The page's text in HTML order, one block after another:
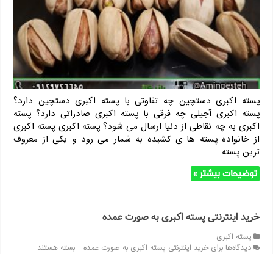
پسته اکبری دستچین چه تفاوتی با پسته اکبری دستچین دارد؟
پسته اکبری آجیلی چه فرقی با پسته اکبری صادراتی دارد؟ پسته
اکبری به چه نقاطی از دنیا ارسال می شود؟ پسته اکبری پسته اکبری
از خانواده پسته ها ی کشیده به شمار می رود و یکی از معروف
ترین پسته …
توضیحات بیشتر »
خرید اینترنتی پسته اکبری به صورت عمده
پسته اکبری
دیدگاه‌هابرای خرید اینترنتی پسته اکبری به صورت عمده بسته هستند